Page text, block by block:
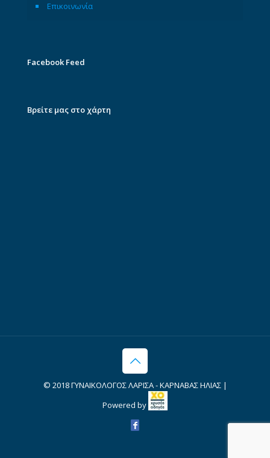
Επικοινωνία
Facebook Feed
Βρείτε μας στο χάρτη
© 2018 ΓΥΝΑΙΚΟΛΟΓΟΣ ΛΑΡΙΣΑ - ΚΑΡΝΑΒΑΣ ΗΛΙΑΣ |
Powered by